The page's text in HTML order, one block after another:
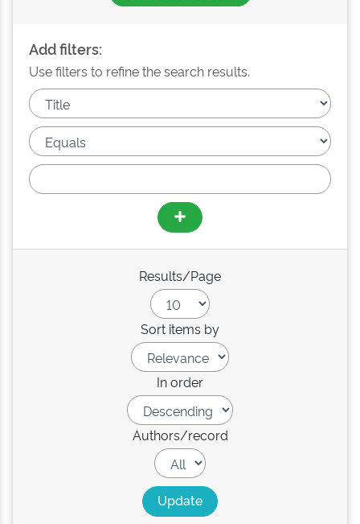
Add filters:
Use filters to refine the search results.
Results/Page
Sort items by
In order
Authors/record